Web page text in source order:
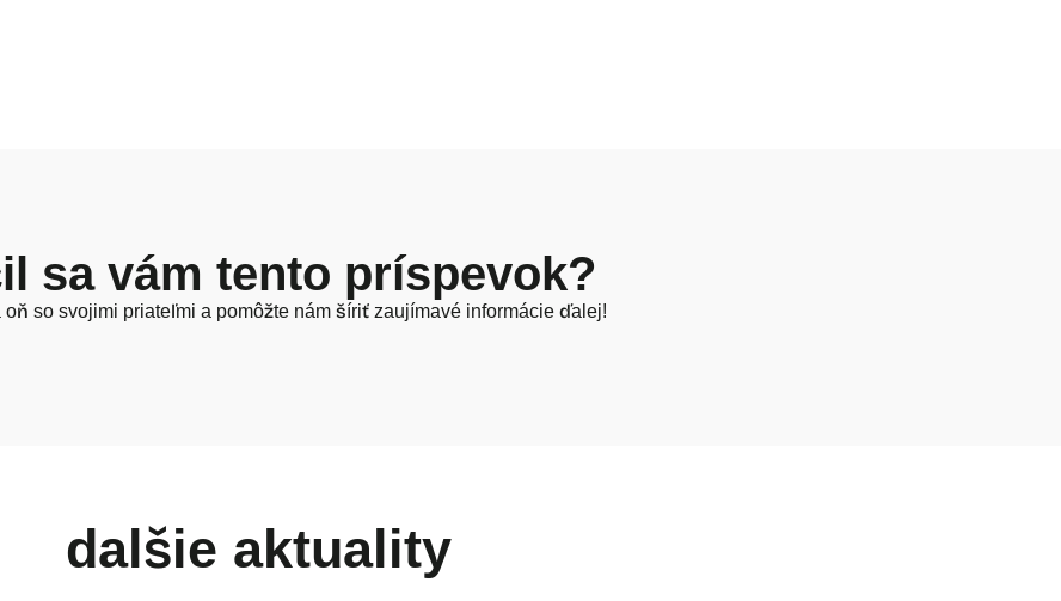
sa vám tento príspevok?
oň so svojimi priateľmi a pomôžte nám šíriť zaujímavé informácie ďalej!
dalšie aktuality